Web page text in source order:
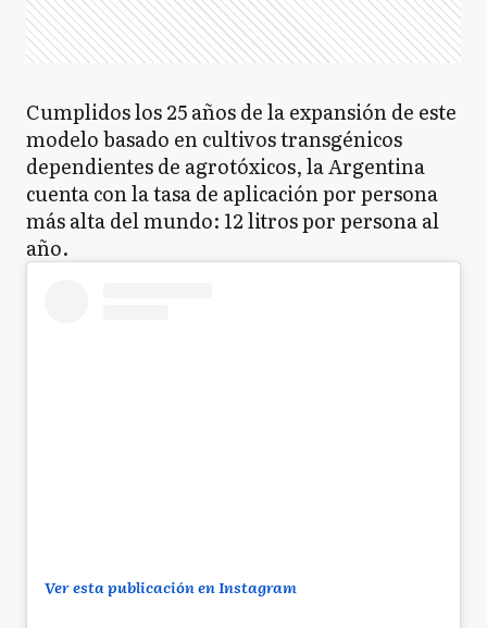
Cumplidos los 25 años de la expansión de este
modelo basado en cultivos transgénicos
dependientes de agrotóxicos, la Argentina
cuenta con la tasa de aplicación por persona
más alta del mundo: 12 litros por persona al
año.
Ver esta publicación en Instagram